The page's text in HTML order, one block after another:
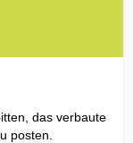
das verbaute
posten.